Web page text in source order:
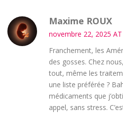
Maxime ROUX
novembre 22, 2025
Franchement, les
des gosses. Chez
tout, même les
une liste préférée ?
médicaments que
appel, sans stress.